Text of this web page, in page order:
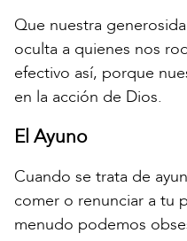
Que nuestra
oculta a quienes nos
efectivo así, porque
en la acción de Dios.
El Ayuno
Cuando se trata de
comer o renunciar a tu
menudo podemos